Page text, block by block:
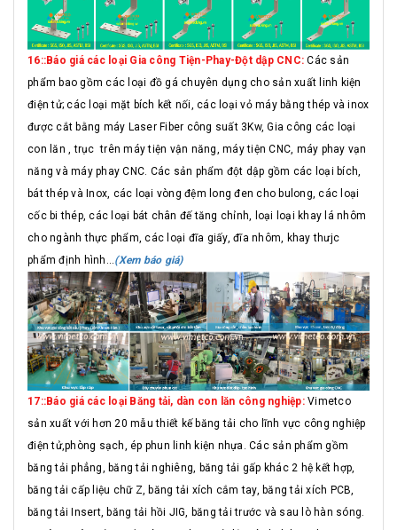
16::Báo giá các loại Gia công Tiện-Phay-Đột dập CNC: Các sản
phẩm bao gồm các loại đồ gá chuyên dụng cho sản xuất linh kiện
điện tử; các loại mặt bích kết nối, các loại vỏ máy bằng thép và inox
được cắt bằng máy Laser Fiber công suất 3Kw, Gia công các loại
con lăn , trục trên máy tiện vận năng, máy tiện CNC, máy phay vạn
năng và máy phay CNC. Các sản phẩm đột dập gồm các loại bích,
bát thép và Inox, các loại vòng đệm long đen cho bulong, các loại
cốc bi thép, các loại bát chân đế tăng chỉnh, loại loại khay lá nhôm
cho ngành thực phẩm, các loại đĩa giấy, đĩa nhôm, khay thưjc
phẩm định hình...(Xem báo giá)
17::Báo giá các loại Băng tải, dàn con lăn công nghiệp:Vimetco
sản xuất với hơn 20 mẫu thiết kế băng tải cho lĩnh vực công nghiệp
điện tử,phòng sạch, ép phun linh kiện nhựa. Các sản phẩm gồm
băng tải phẳng, băng tải nghiêng, băng tải gấp khác 2 hệ kết hợp,
băng tải cấp liệu chữ Z, băng tải xích cắm tay, băng tải xích PCB,
băng tải Insert, băng tải hồi JIG, băng tải trước và sau lò hàn sóng.